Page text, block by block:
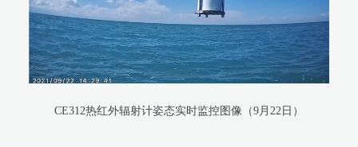
CE312热红外辐射计姿态实时监控图像（9月22日）